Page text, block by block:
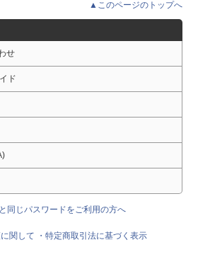
▲このページのトップへ
せ
ド
同じパスワードをご利用の方へ
関して
・特定商取引法に基づく表示